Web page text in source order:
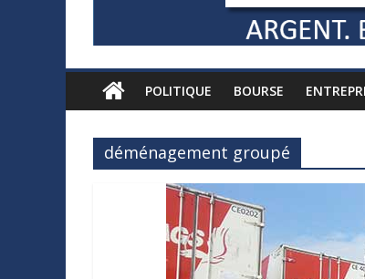
POLITIQUE BOURSE
déménagement groupé